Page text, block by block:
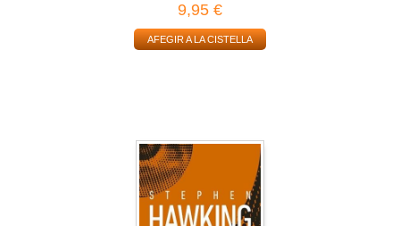
9,95 €
AFEGIR A LA CISTELLA